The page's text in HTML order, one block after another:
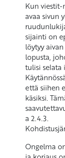
Kun viestit-
avaa sivun
sijainti on
löytyy
lopusta,
tulisi selata
että siihen
käsiksi.
a 2.4.3.
Ongelma